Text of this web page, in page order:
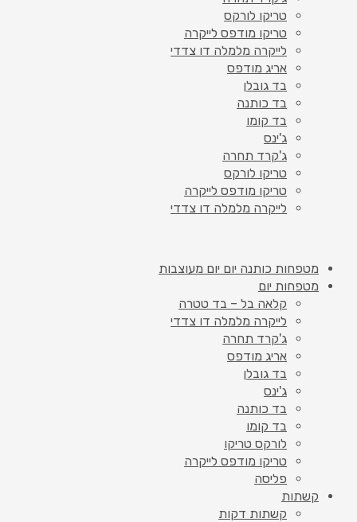
טריקו לורקס
טריקו מודפס לייקרה
לייקרה מלמלה דו צדדי
אריג מודפס
בד גובלן
בד כותנה
בד קומו
ג'ינס
ג'קרד תחרה
טריקו לורקס
טריקו מודפס לייקרה
לייקרה מלמלה דו צדדי
מטפחות כותנה יום יום מעוצבות
מטפחות יום
קלאה בל – בד טטרה
לייקרה מלמלה דו צדדי
ג'קרד תחרה
אריג מודפס
בד גובלן
ג'ינס
בד כותנה
בד קומו
לורקס טריקו
טריקו מודפס לייקרה
פליסה
קשתות
קשתות דקות